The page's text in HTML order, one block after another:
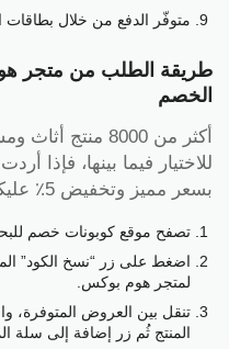
متوفّر الدفع من خلال بطاقات
طريقة الطلب من متجر
الخصم
أكثر من 8000
للاختيار فيما بينها، فإذا
بسعر مميز وتخفيض 5٪ عليكم اتباع الخطوات التالية:
تصفح موقع كوبونات خصم
اضغط على زر “نسخ الكود”
لمتجر هوم بوكس.
تنقل بين العروض المتوفرة،
المنتج ثُم زر إضافة إلى سلة